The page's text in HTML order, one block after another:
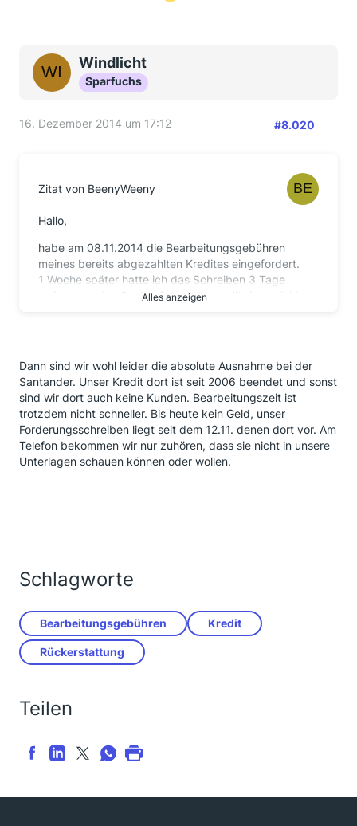
Windlicht
Sparfuchs
16. Dezember 2014 um 17:12 #8.020
Zitat von BeenyWeeny
Hallo,
habe am 08.11.2014 die Bearbeitungsgebühren
meines bereits abgezahlten Kredites eingefordert.
1 Woche später hatte ich das Schreiben 3 Tage
später war das Geld auf dem Konto , übrigens inkl.
Diese habe ich am 27.11. eingefordert(leider zu spät
gesehen, sonst hätte ich sie am 08. direkt mit rein
schreiben können). Vor 2 Wochen dann das
allgemeine Schreiben , das alles zurück erstattet
wird.
Heute dann den Anruf bei der Bank getätigt, wieso es
bei dem einen so schnell ging und jetzt alles umso
Ende November .
noch in diesem Jahr raus.
Ich bin gespannt
Alles anzeigen
Dann sind wir wohl leider die absolute Ausnahme bei der
Santander. Unser Kredit dort ist seit 2006 beendet und sonst
sind wir dort auch keine Kunden. Bearbeitungszeit ist
trotzdem nicht schneller. Bis heute kein Geld, unser
Forderungsschreiben liegt seit dem 12.11. denen dort vor. Am
Telefon bekommen wir nur zuhören, dass sie nicht in unsere
Unterlagen schauen können oder wollen.
Schlagworte
Bearbeitungsgebühren Kredit
Rückerstattung
Teilen